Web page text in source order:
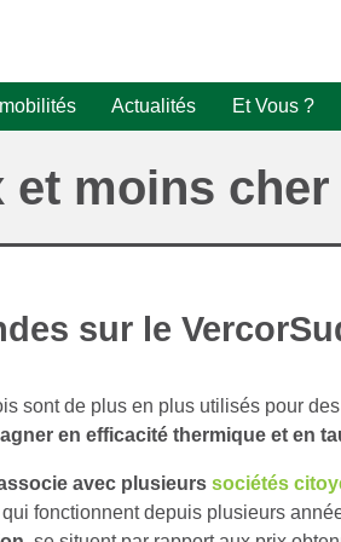
photovoltaïques
l’Electron VercorSoleiL
Auto-Consommation
Individuelle
Granulés bois
vous !
Actualités Et Vous ?
Mobilisation
moins cher
sur le
sont de plus en plus utilisés pour
en efficacité thermique et en
avec plusieurs sociétés
fonctionnent depuis plusieurs